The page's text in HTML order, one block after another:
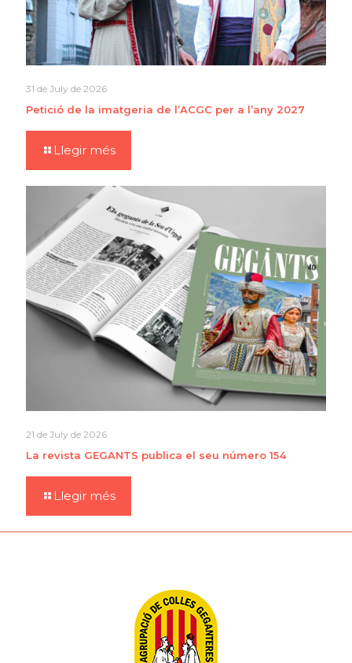
31 de July de 2026
Petició de la imatgeria de l’ACGC per a l’any 2027
Llegir més
21 de July de 2026
La revista GEGANTS publica el seu número 154
Llegir més